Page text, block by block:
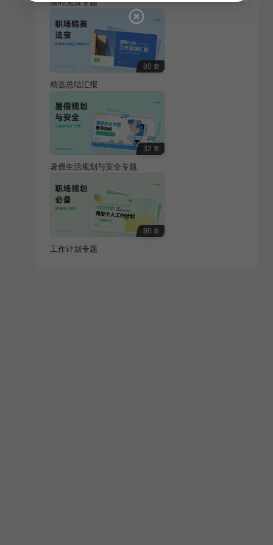
限时免费专题
80 套
精选总结汇报
32 套
暑假生活规划与安全专题
80 套
工作计划专题